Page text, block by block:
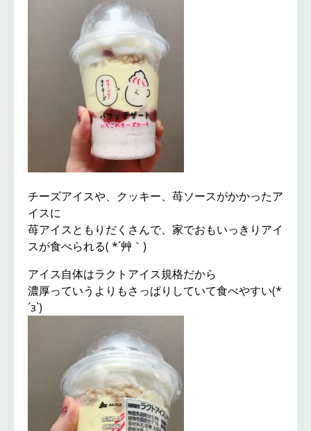
チーズアイスや、クッキー、苺ソースがかかったア
イスに
苺アイスともりだくさんで、家でおもいっきりアイ
スが食べられる( *´艸｀)
アイス自体はラクトアイス規格だから
濃厚っていうよりもさっぱりしていて食べやすい(*
´з`)